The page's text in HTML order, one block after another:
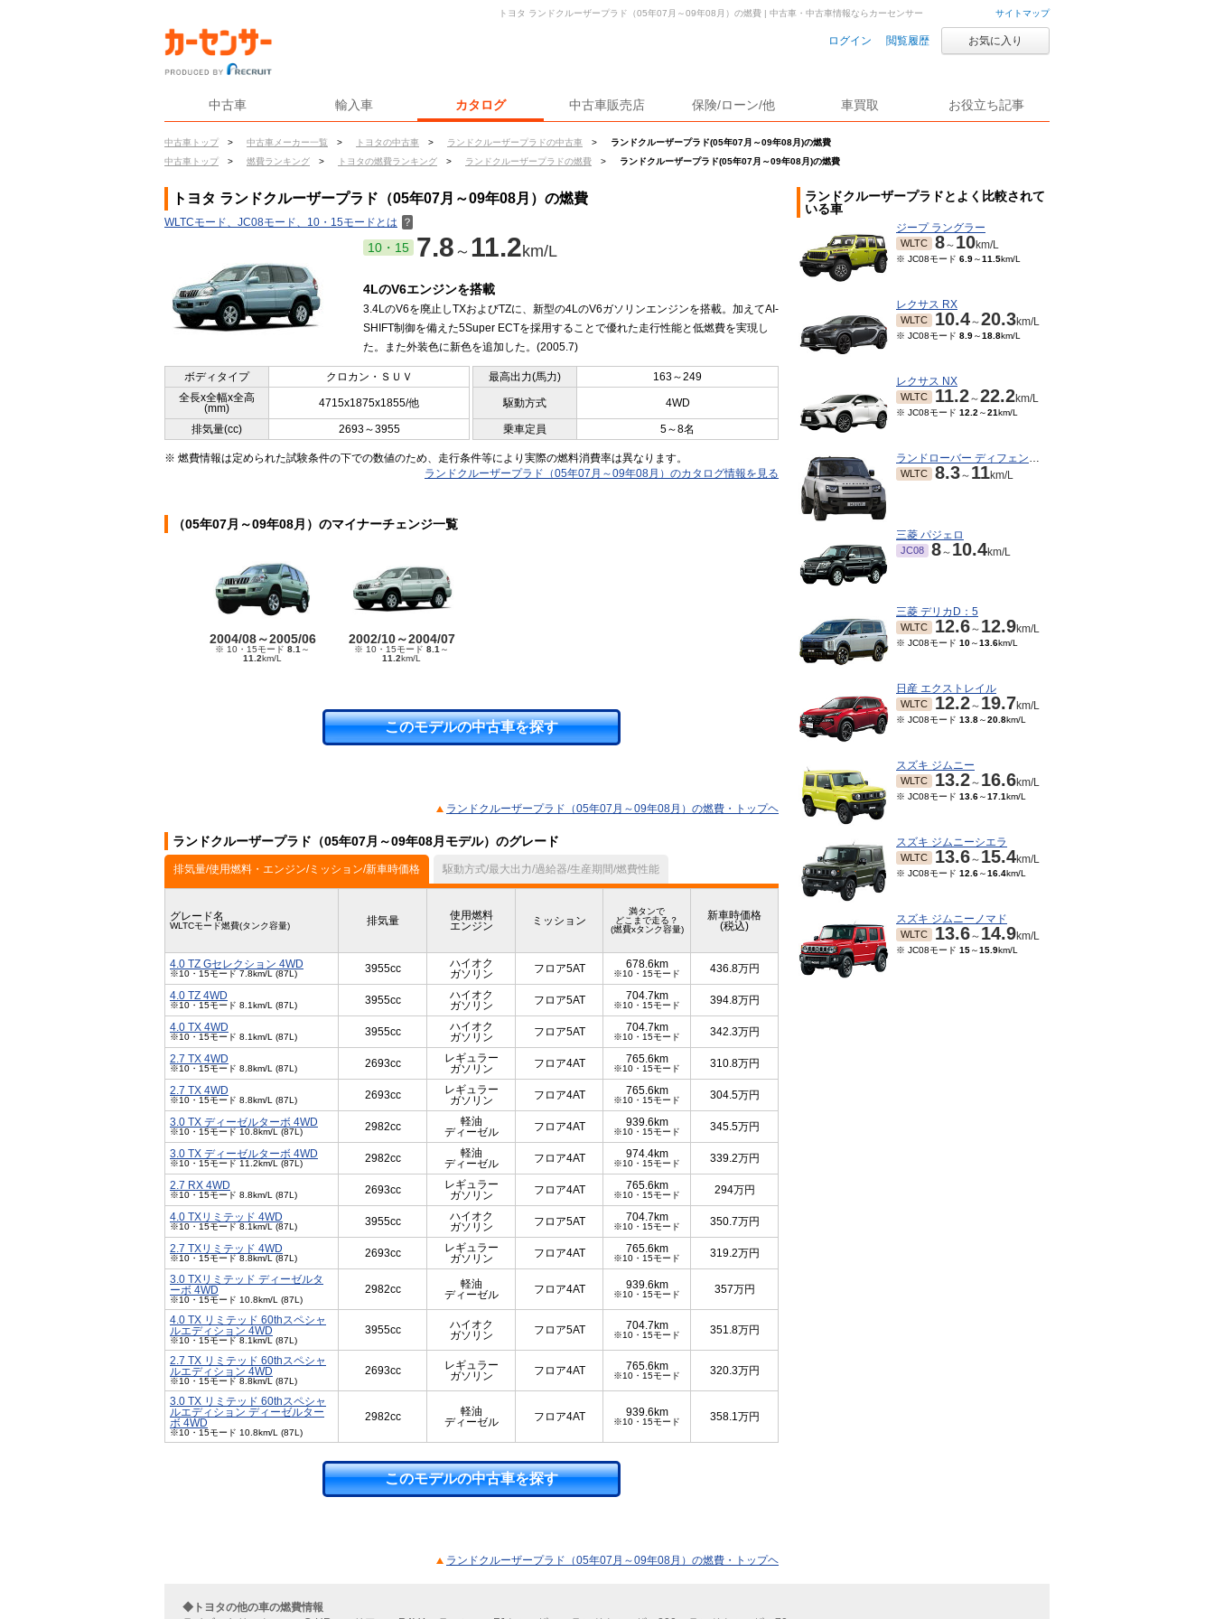
サイトマップ
ログイン 閲覧履歴 お気に入り
中古車 輸入車 カタログ 中古車販売店 保険/ローン/他 車買取 お役立ち記事
中古車トップ > 中古車メーカー一覧 > トヨタの中古車 > ランドクルーザープラドの中古車 >
ランドクルーザープラド(05年07月～09年08月)の燃費
中古車トップ
> 燃費ランキング > トヨタの燃費ランキング > ランドクルーザープラドの燃費 > ランドクルーザープラド(05年07月～09年08月)の燃費
トヨタ ランドクルーザープラド（05年07月～09年08月）の燃費 | 中古車・中古車情報ならカーセンサー
トヨタ ランドクルーザープラド（05年07月～09年08月）の燃費
WLTCモード、JC08モード、10・15モードとは ？
10・15 7.8 ～ 11.2km/L
4LのV6エンジンを搭載
3.4LのV6を廃止しTXおよびTZに、新型の4LのV6ガソリンエンジンを搭載。加えてAI-
SHIFT制御を備えた5Super ECTを採用することで優れた走行性能と低燃費を実現し
た。また外装色に新色を追加した。(2005.7)
ボディタイプ クロカン・ＳＵＶ 最高出力(馬力)
163～249
全長x全幅x全高
(mm)
4715x1875x1855/他 駆動方式 4WD
排気量(cc) 2693～3955 乗車定員 5～8名
※ 燃費情報は定められた試験条件の下での数値のため、走行条件等により実際の燃料消費率は異なります。
ランドクルーザープラド（05年07月～09年08月）のカタログ情報を見る
（05年07月～09年08月）のマイナーチェンジ一覧
2004/08～2005/06
※ 10・15モード 8.1～
11.2km/L
2002/10～2004/07
※ 10・15モード 8.1～
11.2km/L
このモデルの中古車を探す
ランドクルーザープラド（05年07月～09年08月）の燃費・トップヘ
ランドクルーザープラド（05年07月～09年08月モデル）のグレード
排気量/使用燃料・エンジン/ミッション/新車時価格 駆動方式/最大出力/過給器/生産期間/燃費性能
グレード名
WLTCモード燃費(タンク容量) 排気量
使用燃料
エンジン
ミッション
満タンで
どこまで走る？
(燃費xタンク容量)
新車時価格
(税込)
4.0 TZ Gセレクション 4WD
※10・15モード 7.8km/L (87L) 3955cc
ハイオク
ガソリン
フロア5AT 678.6km
※10・15モード 436.8万円
4.0 TZ 4WD
※10・15モード 8.1km/L (87L) 3955cc
ハイオク
ガソリン
フロア5AT 704.7km
※10・15モード 394.8万円
4.0 TX 4WD
※10・15モード 8.1km/L (87L) 3955cc
ハイオク
ガソリン
フロア5AT 704.7km
※10・15モード 342.3万円
2.7 TX 4WD
※10・15モード 8.8km/L (87L) 2693cc
レギュラー
ガソリン
フロア4AT 765.6km
※10・15モード 310.8万円
2.7 TX 4WD
※10・15モード 8.8km/L (87L) 2693cc
レギュラー
ガソリン
フロア4AT 765.6km
※10・15モード 304.5万円
3.0 TX ディーゼルターボ 4WD
※10・15モード 10.8km/L (87L) 2982cc
軽油
ディーゼル
フロア4AT 939.6km
※10・15モード 345.5万円
3.0 TX ディーゼルターボ 4WD
※10・15モード 11.2km/L (87L) 2982cc
軽油
ディーゼル
フロア4AT 974.4km
※10・15モード 339.2万円
2.7 RX 4WD
※10・15モード 8.8km/L (87L) 2693cc
レギュラー
ガソリン
フロア4AT 765.6km
※10・15モード 294万円
4.0 TXリミテッド 4WD
※10・15モード 8.1km/L (87L) 3955cc
ハイオク
ガソリン
フロア5AT 704.7km
※10・15モード 350.7万円
2.7 TXリミテッド 4WD
※10・15モード 8.8km/L (87L) 2693cc
レギュラー
ガソリン
フロア4AT 765.6km
※10・15モード 319.2万円
3.0 TXリミテッド ディーゼルタ
ーボ 4WD
※10・15モード 10.8km/L (87L)
2982cc
軽油
ディーゼル
フロア4AT 939.6km
※10・15モード 357万円
4.0 TX リミテッド 60thスペシャ
ルエディション 4WD
※10・15モード 8.1km/L (87L)
3955cc
ハイオク
ガソリン
フロア5AT 704.7km
※10・15モード 351.8万円
2.7 TX リミテッド 60thスペシャ
ルエディション 4WD
※10・15モード 8.8km/L (87L)
2693cc
レギュラー
ガソリン
フロア4AT 765.6km
※10・15モード 320.3万円
3.0 TX リミテッド 60thスペシャ
ルエディション ディーゼルター
ボ 4WD
※10・15モード 10.8km/L (87L)
2982cc
軽油
ディーゼル
フロア4AT 939.6km
※10・15モード 358.1万円
このモデルの中古車を探す
ランドクルーザープラド（05年07月～09年08月）の燃費・トップヘ
ランドクルーザープラドとよく比較されて
いる車
ジープ ラングラー
WLTC 8～ 10km/L
※ JC08モード 6.9～11.5km/L
レクサス RX
WLTC 10.4～20.3km/L
※ JC08モード 8.9～18.8km/L
レクサス NX
WLTC 11.2～22.2km/L
※ JC08モード 12.2 ～21km/L
ランドローバー ディフェンダー
WLTC 8.3～ 11km/L
三菱 パジェロ
JC08 8～ 10.4km/L
三菱 デリカD：5
WLTC 12.6～ 12.9km/L
※ JC08モード 10～13.6km/L
日産 エクストレイル
WLTC 12.2～ 19.7km/L
※ JC08モード 13.8～20.8km/L
スズキ ジムニー
WLTC 13.2～ 16.6km/L
※ JC08モード 13.6～17.1km/L
スズキ ジムニーシエラ
WLTC 13.6～ 15.4km/L
※ JC08モード 12.6～16.4km/L
スズキ ジムニーノマド
WLTC 13.6～ 14.9km/L
※ JC08モード 15～15.9km/L
◆トヨタの他の車の燃費情報